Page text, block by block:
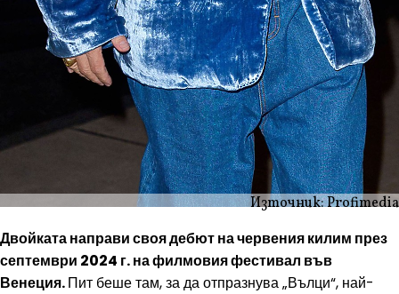
Източник: Profimedia
Двойката направи своя дебют на червения килим през
септември 2024 г. на филмовия фестивал във
Венеция.Пит беше там, за да отпразнува „Вълци“, най-